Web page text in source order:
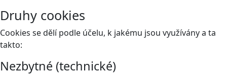
Druhy cookies
Cookies se dělí podle účelu, k jakému jsou využívány a ta
takto:
Nezbytné (technické)